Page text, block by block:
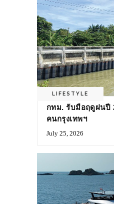
LIFESTYLE
กทม. รับมือฤดูฝนปี
คนกรุงเทพฯ
July 25, 2026